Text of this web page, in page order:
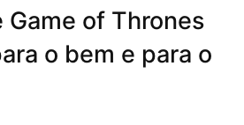
Game of Thrones
o bem e para o